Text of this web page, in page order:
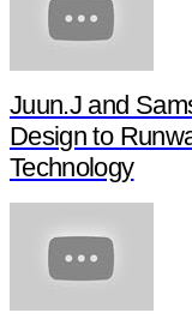
Juun.J and
Design to
Technology